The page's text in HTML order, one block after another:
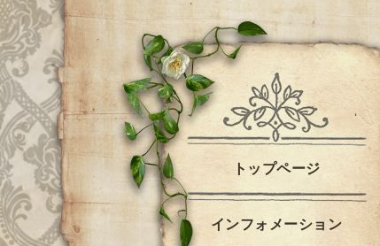
トップページ
インフォメーション